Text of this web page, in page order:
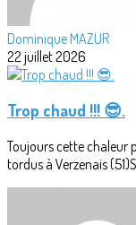
Dominique MAZUR
22 juillet 2026
Trop chaud !!! 😎.
Toujours cette chaleur
tordus à Verzenais